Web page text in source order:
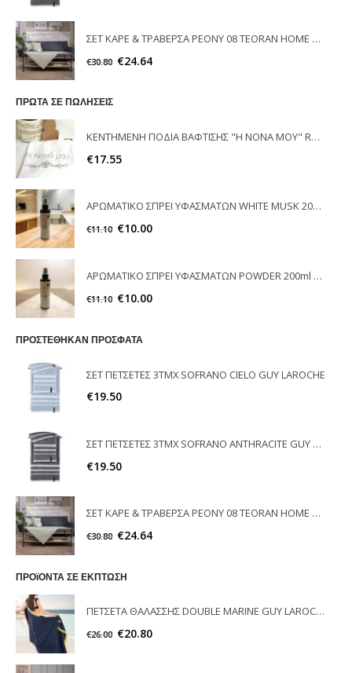
ΣΕΤ ΚΑΡΕ & ΤΡΑΒΕΡΣΑ PEONY 08 TEORAN HOME & MORE
€30.80 €24.64
ΠΡΩΤΑ ΣΕ ΠΩΛΗΣΕΙΣ
ΚΕΝΤΗΜΕΝΗ ΠΟΔΙΑ ΒΑΦΤΙΣΗΣ "Η ΝΟΝΑ ΜΟΥ" RAISON D'ETRE
€17.55
ΑΡΩΜΑΤΙΚΟ ΣΠΡΕΙ ΥΦΑΣΜΑΤΩΝ WHITE MUSK 200ml ELEGANT
€11.10 €10.00
ΑΡΩΜΑΤΙΚΟ ΣΠΡΕΙ ΥΦΑΣΜΑΤΩΝ POWDER 200ml ELEGANT
€11.10 €10.00
ΠΡΟΣΤΕΘΗΚΑΝ ΠΡΟΣΦΑΤΑ
ΣΕΤ ΠΕΤΣΕΤΕΣ 3ΤΜΧ SOFRANO CIELO GUY LAROCHE
€19.50
ΣΕΤ ΠΕΤΣΕΤΕΣ 3ΤΜΧ SOFRANO ANTHRACITE GUY LAROCHE
€19.50
ΣΕΤ ΚΑΡΕ & ΤΡΑΒΕΡΣΑ PEONY 08 TEORAN HOME & MORE
€30.80 €24.64
ΠΡΟϊΟΝΤΑ ΣΕ ΕΚΠΤΩΣΗ
ΠΕΤΣΕΤΑ ΘΑΛΑΣΣΗΣ DOUBLE MARINE GUY LAROCHE
€26.00 €20.80